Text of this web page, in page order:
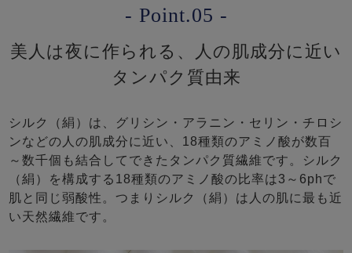
- Point.05 -
美人は夜に作られる、人の肌成分に近い
タンパク質由来
シルク（絹）は、グリシン・アラニン・セリン・チロシ
ンなどの人の肌成分に近い、18種類のアミノ酸が数百
～数千個も結合してできたタンパク質繊維です。シルク
（絹）を構成する18種類のアミノ酸の比率は3～6phで
肌と同じ弱酸性。つまりシルク（絹）は人の肌に最も近
い天然繊維です。